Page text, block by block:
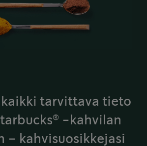
tarvittava tieto
® -kahvilan
– kahvisuosikkejasi